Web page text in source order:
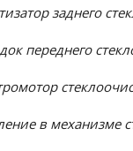
заднего
переднего
в механизме